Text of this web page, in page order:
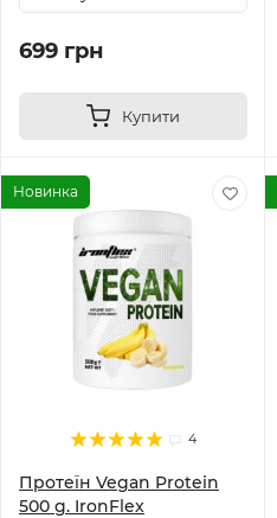
699 грн
Купити
Новинка
4
Протеїн Vegan Protein
500 g. IronFlex